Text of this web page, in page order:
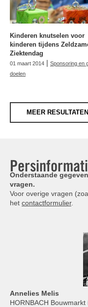
Kinderen knutselen voor
kinderen tijdens
Ziektendag
01 maart 2014 | Sponsoring en
doelen
MEER RESULTATEN
Onderstaande
vragen.
Voor overige vragen
het contactformulier.
Annelies Melis
HORNBACH Bouwmarkt